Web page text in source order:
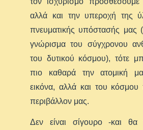
αλλά και την υπεροχή της
πνευματικής υπόστασής μας
γνώρισμα του σύγχρονου
του δυτικού κόσμου), τότε
πιο καθαρά την ατομική
εικόνα, αλλά και του
περιβάλλον μας.
Δεν είναι σίγουρο -και